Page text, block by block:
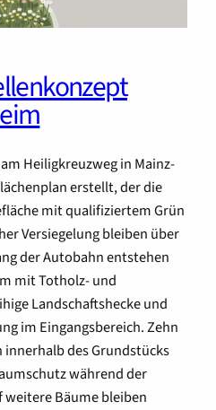
Heiligkreuzweg in Mainz-
erstellt, der die
mit qualifiziertem Grün
Versiegelung bleiben über
der Autobahn entstehen
mit Totholz- und
Landschaftshecke und
im Eingangsbereich. Zehn
des Grundstücks
während der
weitere Bäume bleiben